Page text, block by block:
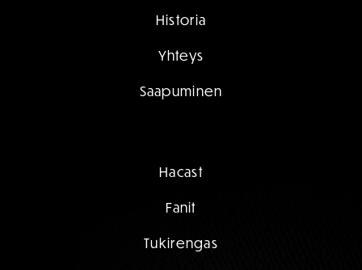
Historia
Yhteys
Saapuminen
Hacast
Fanit
Tukirengas